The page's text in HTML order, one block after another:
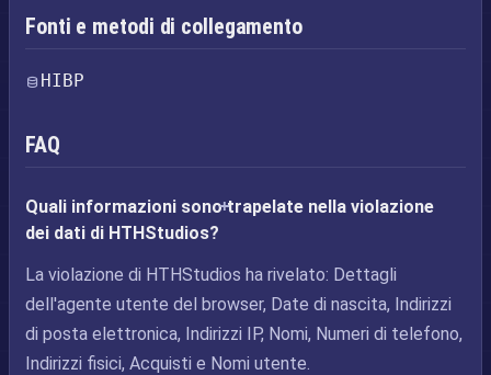
Fonti e metodi di collegamento
HIBP
FAQ
Quali informazioni sono trapelate nella violazione
dei dati di HTHStudios?
La violazione di HTHStudios ha rivelato: Dettagli
dell'agente utente del browser, Date di nascita, Indirizzi
di posta elettronica, Indirizzi IP, Nomi, Numeri di telefono,
Indirizzi fisici, Acquisti e Nomi utente.